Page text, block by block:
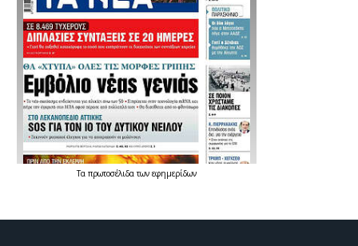
Τα πρωτοσέλιδατων εφημερίδων